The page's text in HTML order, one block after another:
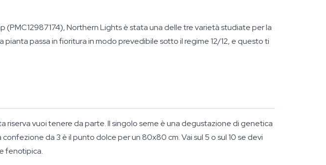
(PMC12987174), Northern Lights è stata una delle tre varietà studiate per la
passa in fioritura in modo prevedibile sotto il regime 12/12, e questo ti
vuoi tenere da parte. Il singolo seme è una degustazione di genetica
da 3 è il punto dolce per un 80x80 cm. Vai sul 5 o sul 10 se devi
fenotipica.